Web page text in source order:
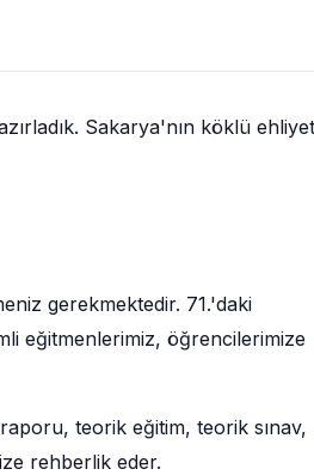
Sakarya'nın köklü ehliyet
gerekmektedir. 71.'daki
eğitmenlerimiz, öğrencilerimize
teorik eğitim, teorik sınav,
rehberlik eder.